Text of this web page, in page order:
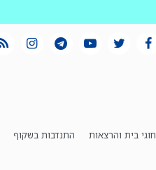
חוגי בית והרצאות התנדבות בשקוף